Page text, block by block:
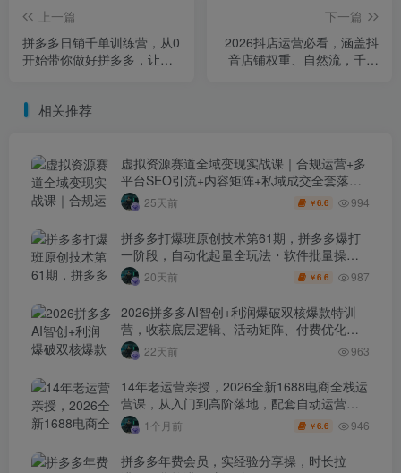
上一篇
拼多多日销千单训练营，从0
开始带你做好拼多多，让日
下一篇
2026抖店运营必看，涵盖抖
音店铺权重、自然流，千川
相关推荐
虚拟资源赛道全域变现实战课｜合规运营+多
平台SEO引流+内容矩阵+私域成交全套落地
玩法25天前 ￥6.6 994
拼多多打爆班原创技术第61期，拼多多爆打
一阶段，自动化起量全玩法・软件批量操
作・投产优化・大促矩阵实战课
20天前 ￥6.6 987
2026拼多多AI智创+利润爆破双核爆款特训
营，收获底层逻辑、活动矩阵、付费优化、
0-1打爆SOP
22天前 963
14年老运营亲授，2026全新1688电商全栈运
营课，从入门到高阶落地，配套自动运营表
+工具包+直播诊断等
1个月前 ￥6.6 946
拼多多年费会员，实经验分享操，时长拉